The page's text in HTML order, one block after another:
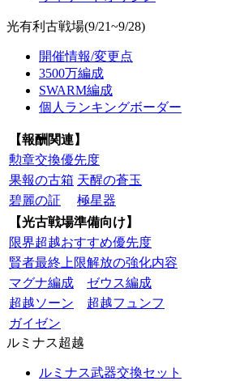
光有利古戦場(9/21~9/28)
開催情報/変更点
3500万編成
SWARM編成
個人ランキングボーダー
【報酬関連】
勲章交換優先度
果報の古箱 天醒の蒼玉
碧麗の証
極星器
【光古戦場準備向け】
限界超越おすすめ優先度
賢者最終上限解放の強化内容
マグナ編成
ゼウス編成
超越ソーン
超越フュンフ
ガイゼン
ルミナス超越
ルミナス武器交換セット